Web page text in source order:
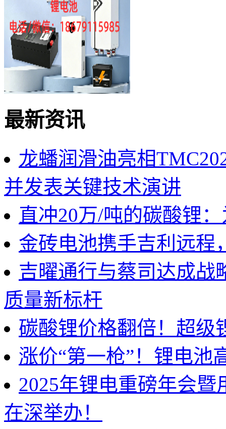
最新资讯
龙蟠润滑油亮相
并发表关键技术演讲
直冲20万/吨的碳酸锂
金砖电池携手吉利远程
吉曜通行与蔡司达成战
质量新标杆
碳酸锂价格翻倍！超级
涨价“第一枪”！锂电池
2025年锂电重磅年会
在深举办！